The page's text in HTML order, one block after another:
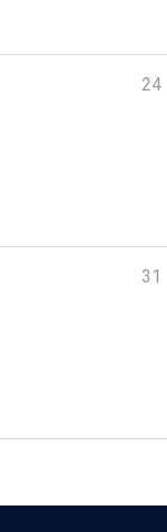
24
31